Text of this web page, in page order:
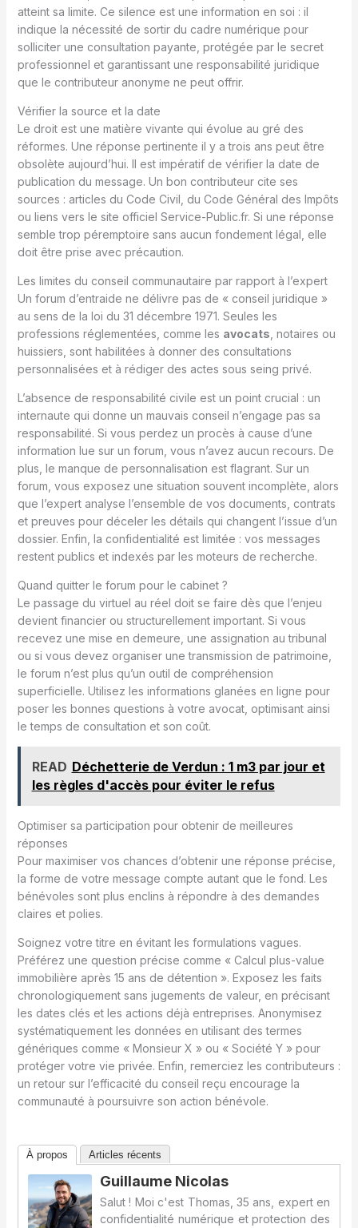
atteint sa limite. Ce silence est une information en soi : il
indique la nécessité de sortir du cadre numérique pour
solliciter une consultation payante, protégée par le secret
professionnel et garantissant une responsabilité juridique
que le contributeur anonyme ne peut offrir.
Vérifier la source et la date
Le droit est une matière vivante qui évolue au gré des
réformes. Une réponse pertinente il y a trois ans peut être
obsolète aujourd’hui. Il est impératif de vérifier la date de
publication du message. Un bon contributeur cite ses
sources : articles du Code Civil, du Code Général des Impôts
ou liens vers le site officiel Service-Public.fr. Si une réponse
semble trop péremptoire sans aucun fondement légal, elle
doit être prise avec précaution.
Les limites du conseil communautaire par rapport à l’expert
Un forum d’entraide ne délivre pas de « conseil juridique »
au sens de la loi du 31 décembre 1971. Seules les
professions réglementées, comme les avocats , notaires ou
huissiers, sont habilitées à donner des consultations
personnalisées et à rédiger des actes sous seing privé.
L’absence de responsabilité civile est un point crucial : un
internaute qui donne un mauvais conseil n’engage pas sa
responsabilité. Si vous perdez un procès à cause d’une
information lue sur un forum, vous n’avez aucun recours. De
plus, le manque de personnalisation est flagrant. Sur un
forum, vous exposez une situation souvent incomplète, alors
que l’expert analyse l’ensemble de vos documents, contrats
et preuves pour déceler les détails qui changent l’issue d’un
dossier. Enfin, la confidentialité est limitée : vos messages
restent publics et indexés par les moteurs de recherche.
Quand quitter le forum pour le cabinet ?
Le passage du virtuel au réel doit se faire dès que l’enjeu
devient financier ou structurellement important. Si vous
recevez une mise en demeure, une assignation au tribunal
ou si vous devez organiser une transmission de patrimoine,
le forum n’est plus qu’un outil de compréhension
superficielle. Utilisez les informations glanées en ligne pour
poser les bonnes questions à votre avocat, optimisant ainsi
le temps de consultation et son coût.
READ Déchetterie de Verdun : 1 m3 par jour et
les règles d'accès pour éviter le refus
Optimiser sa participation pour obtenir de meilleures
réponses
Pour maximiser vos chances d’obtenir une réponse précise,
la forme de votre message compte autant que le fond. Les
bénévoles sont plus enclins à répondre à des demandes
claires et polies.
Soignez votre titre en évitant les formulations vagues.
Préférez une question précise comme « Calcul plus-value
immobilière après 15 ans de détention ». Exposez les faits
chronologiquement sans jugements de valeur, en précisant
les dates clés et les actions déjà entreprises. Anonymisez
systématiquement les données en utilisant des termes
génériques comme « Monsieur X » ou « Société Y » pour
protéger votre vie privée. Enfin, remerciez les contributeurs :
un retour sur l’efficacité du conseil reçu encourage la
communauté à poursuivre son action bénévole.
À propos Articles récents
Guillaume Nicolas
Salut ! Moi c'est Thomas, 35 ans, expert en
confidentialité numérique et protection des